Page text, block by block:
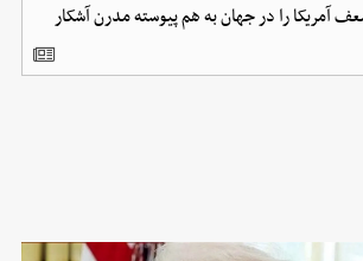
آمریکا را در جهان به هم پیوسته مدرن آشکار